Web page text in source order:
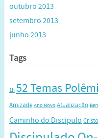
outubro 2013
setembro 2013
junho 2013
Tags
1h 52 Temas
Amizade Ano Novo Atualização
Caminho do Discípulo Cristo